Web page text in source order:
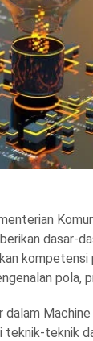
dasar-
pola,
teknik-teknik